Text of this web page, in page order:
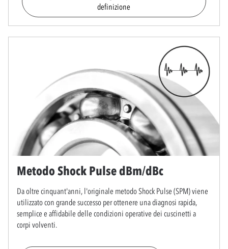
definizione
Metodo Shock Pulse dBm/dBc
Da oltre cinquant'anni, l'originale metodo Shock Pulse (SPM) viene
utilizzato con grande successo per ottenere una diagnosi rapida,
semplice e affidabile delle condizioni operative dei cuscinetti a
corpi volventi.